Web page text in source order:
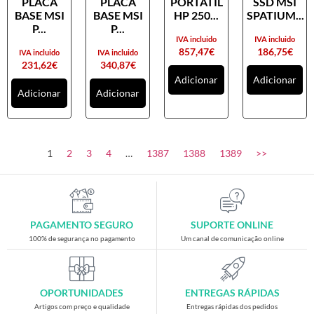
Placas gráficas
SAIS
Ventoínhas
Computadores
All-in-One
Gaming
Acessórios gaming
Cadeiras gaming
Merchandising
BASE MSI
P...
231,62€
IVA incluido
Adicionar
BASE MSI
P...
340,87€
IVA incluido
Adicionar
HP 250...
857,47€
IVA incluido
Adicionar
SPATIUM...
186,75€
IVA incluido
Adicionar
1 2 3 4 … 1387 1388 1389 >>
PAGAMENTO SEGURO
100% de segurança no pagamento
SUPORTE ONLINE
Um canal de comunicação online
OPORTUNIDADES
Artigos com preço e qualidade
ENTREGAS RÁPIDAS
Entregas rápidas dos pedidos